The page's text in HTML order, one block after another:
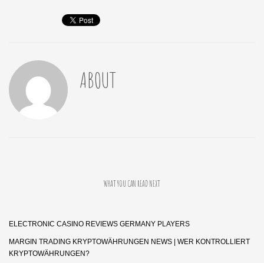
ABOUT
WHAT YOU CAN READ NEXT
ELECTRONIC CASINO REVIEWS GERMANY PLAYERS
MARGIN TRADING KRYPTOWÄHRUNGEN NEWS | WER KONTROLLIERT
KRYPTOWÄHRUNGEN?